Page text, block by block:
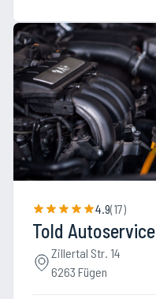
4.9(17)
Told Autoservice
Zillertal Str. 14
6263 Fügen